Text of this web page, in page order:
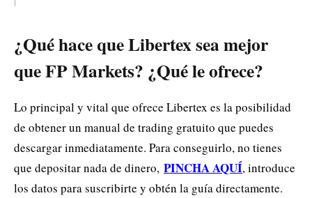
¿Qué hace que Libertex sea mejor
que FP Markets? ¿Qué le ofrece?
Lo principal y vital que ofrece Libertex es la posibilidad
de obtener un manual de trading gratuito que puedes
descargar inmediatamente. Para conseguirlo, no tienes
que depositar nada de dinero, PINCHA AQUÍ, introduce
los datos para suscribirte y obtén la guía directamente.